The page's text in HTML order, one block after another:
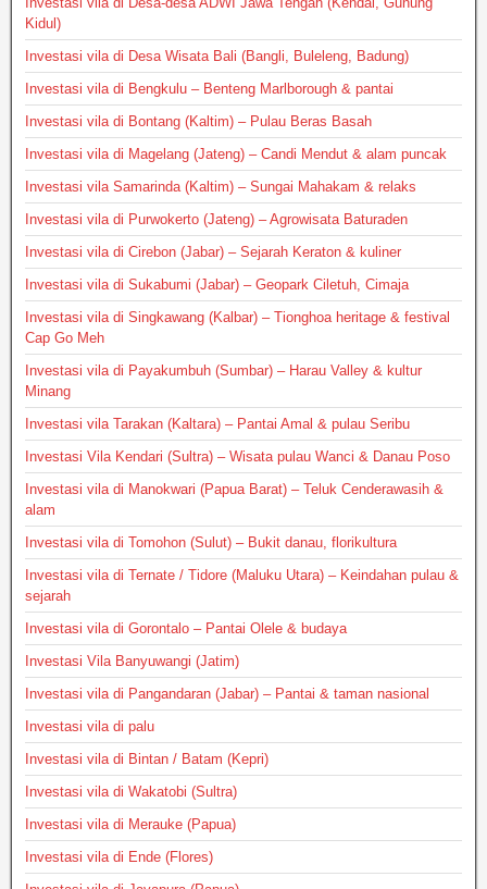
Kidul)
Investasi vila di Desa Wisata Bali (Bangli, Buleleng, Badung)
Investasi vila di Bengkulu – Benteng Marlborough & pantai
Investasi vila di Bontang (Kaltim) – Pulau Beras Basah
Investasi vila di Magelang (Jateng) – Candi Mendut & alam puncak
Investasi vila Samarinda (Kaltim) – Sungai Mahakam & relaks
Investasi vila di Purwokerto (Jateng) – Agrowisata Baturaden
Investasi vila di Cirebon (Jabar) – Sejarah Keraton & kuliner
Investasi vila di Sukabumi (Jabar) – Geopark Ciletuh, Cimaja
Investasi vila di Singkawang (Kalbar) – Tionghoa heritage & festival
Cap Go Meh
Investasi vila di Payakumbuh (Sumbar) – Harau Valley & kultur
Minang
Investasi vila Tarakan (Kaltara) – Pantai Amal & pulau Seribu
Investasi Vila Kendari (Sultra) – Wisata pulau Wanci & Danau Poso
Investasi vila di Manokwari (Papua Barat) – Teluk Cenderawasih &
alam
Investasi vila di Tomohon (Sulut) – Bukit danau, florikultura
Investasi vila di Ternate / Tidore (Maluku Utara) – Keindahan pulau &
sejarah
Investasi vila di Gorontalo – Pantai Olele & budaya
Investasi Vila Banyuwangi (Jatim)
Investasi vila di Pangandaran (Jabar) – Pantai & taman nasional
Investasi vila di palu
Investasi vila di Bintan / Batam (Kepri)
Investasi vila di Wakatobi (Sultra)
Investasi vila di Merauke (Papua)
Investasi vila di Ende (Flores)